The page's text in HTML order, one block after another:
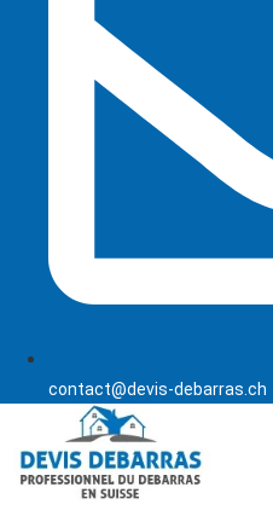
contact@devis-debarras.ch